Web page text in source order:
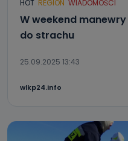
HOT REGION WIADOMOŚCI
W weekend
do strachu
25.09.2025 13:43
wlkp24.info